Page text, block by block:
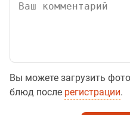
Вы можете загрузить
блюд после регистрации.